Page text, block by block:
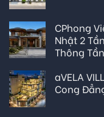
CPhong
Nhật 2
Thông
aVELA
Cong